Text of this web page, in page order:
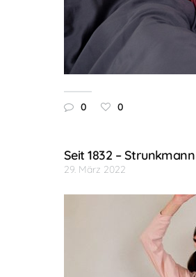
0 0
Seit 1832 –
29. März 2022